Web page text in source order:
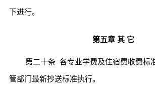
下进行。
第五章 其 它
第二十条 各专业学费及住宿费收费标
管部门最新抄送标准执行。